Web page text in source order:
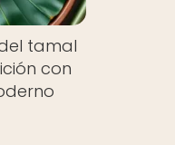
tamal
con